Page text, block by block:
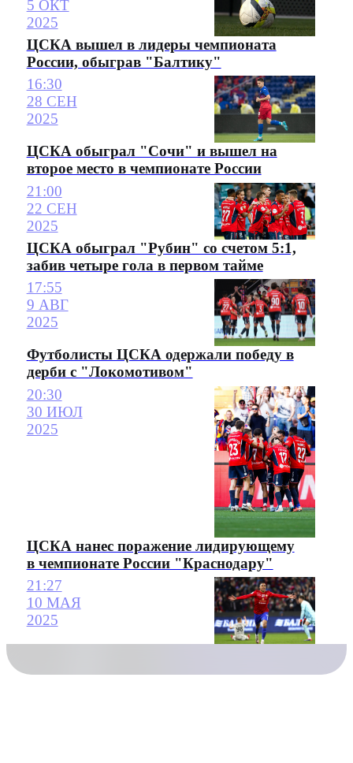
5 ОКТ
2025
ЦСКА вышел в лидеры чемпионата
России, обыграв "Балтику"
16:30
28 СЕН
2025
ЦСКА обыграл "Сочи" и вышел на
второе место в чемпионате России
21:00
22 СЕН
2025
ЦСКА обыграл "Рубин" со счетом 5:1,
забив четыре гола в первом тайме
17:55
9 АВГ
2025
Футболисты ЦСКА одержали победу в
дерби с "Локомотивом"
20:30
30 ИЮЛ
2025
ЦСКА нанес поражение лидирующему
в чемпионате России "Краснодару"
21:27
10 МАЯ
2025